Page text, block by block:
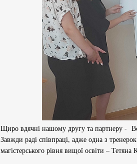
Щиро вдячні нашому другу та партнеру -
Завжди раді співпраці, адже одна з
магістерського рівня вищої освіти – Тетяна